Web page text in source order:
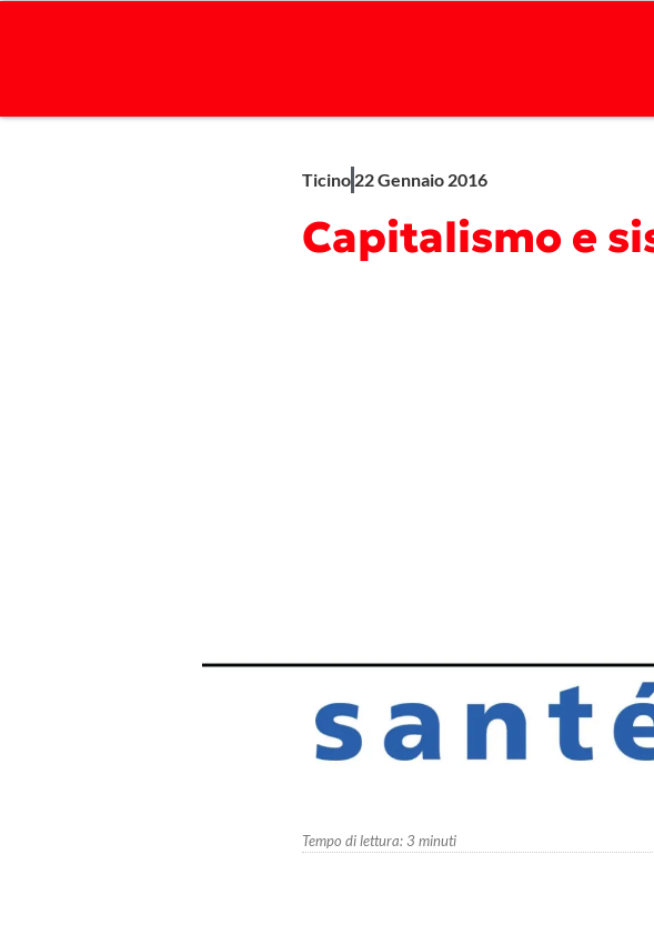
Ticino 22 Gennaio 2016
Capitalismo e
Tempo di lettura:3 minuti